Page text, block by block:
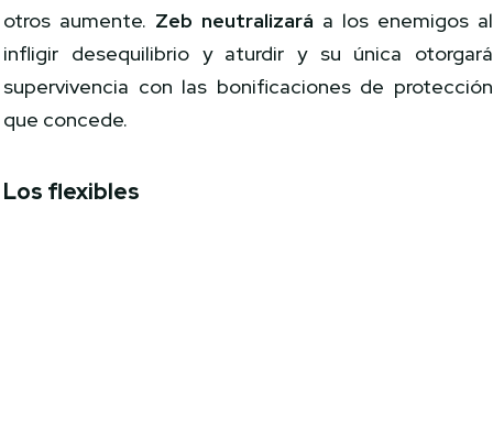
otros aumente. Zeb neutralizará a los enemigos al
infligir desequilibrio y aturdir y su única otorgará
supervivencia con las bonificaciones de protección
que concede.
Los flexibles